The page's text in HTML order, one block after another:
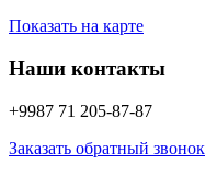
Показать на карте
Наши контакты
+9987 71 205-87-87
Заказать обратный звонок